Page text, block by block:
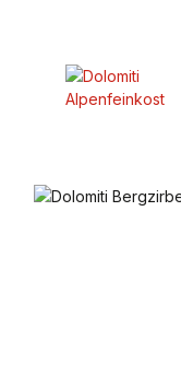
Bildergalerie